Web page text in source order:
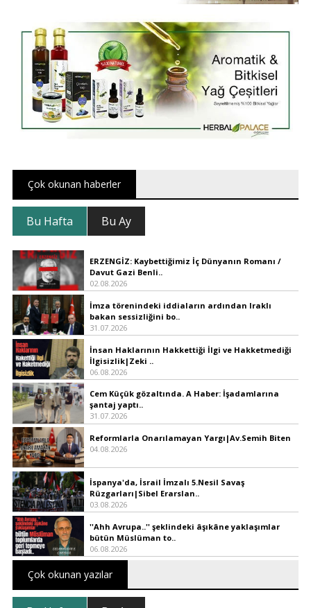
Çok okunan haberler
Bu Hafta Bu Ay
ERZENGİZ: Kaybettiğimiz İç Dünyanın Romanı /
Davut Gazi Benli..
02.08.2026
İmza törenindeki iddiaların ardından Iraklı
bakan sessizliğini bo..
31.07.2026
İnsan Haklarının Hakkettiği İlgi ve Hakketmediği
İlgisizlik|Zeki ..
06.08.2026
Cem Küçük gözaltında. A Haber: İşadamlarına
şantaj yaptı..
31.07.2026
Reformlarla Onarılamayan Yargı|Av.Semih Biten
04.08.2026
İspanya'da, İsrail İmzalı 5.Nesil Savaş
Rüzgarları|Sibel Erarslan..
03.08.2026
''Ahh Avrupa..'' şeklindeki âşıkâne yaklaşımlar
bütün Müslüman to..
06.08.2026
Çok okunan yazılar